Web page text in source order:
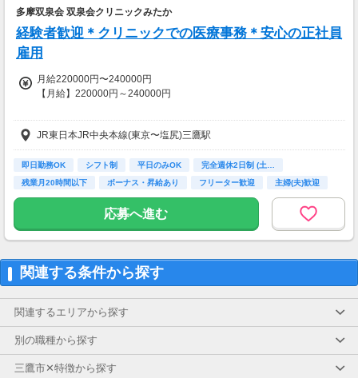
全額支給
多摩双泉会 双泉会クリニックみたか
経験者歓迎＊クリニックでの医療事務＊安心の正社員
雇用
月給220000円〜240000円
【月給】220000円～240000円
【交通費】
一部支給
JR東日本JR中央本線(東京〜塩尻)三鷹駅
即日勤務OK シフト制 平日のみOK
完全週休2日制 (土…
残業月20時間以下
ボーナス・昇給あり フリーター歓迎
主婦(夫)歓迎
経験者歓迎
応募へ進む
関連する条件から探す
関連するエリアから探す
別の職種から探す
三鷹市✕特徴から探す